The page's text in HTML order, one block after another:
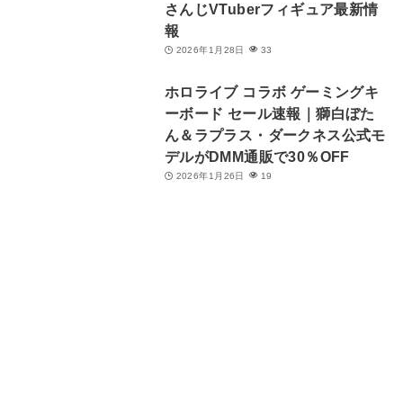
さんじVTuberフィギュア最新情
報
2026年1月28日 33
ホロライブ コラボ ゲーミングキ
ーボード セール速報｜獅白ぼた
ん＆ラプラス・ダークネス公式モ
デルがDMM通販で30％OFF
2026年1月26日 19